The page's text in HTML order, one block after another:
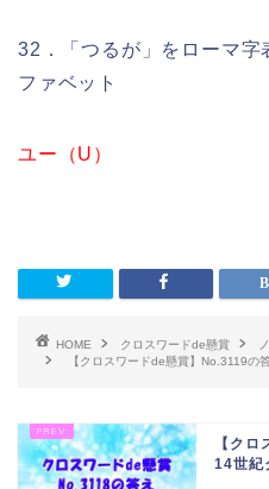
32．「つるが」をローマ
ファベット
ユー（U）
HOME クロスワードde懸賞
【クロスワードde懸賞】No.3119の
【ク
14世紀